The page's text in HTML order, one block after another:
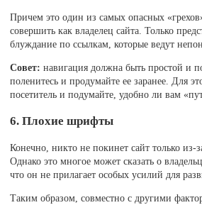
Причем это один из самых опасных
совершить как владелец сайта. Только
блуждание по ссылкам, которые ведут
Совет: навигация должна быть простой и
поленитесь и продумайте ее заранее. Для
посетитель и подумайте, удобно ли вам
6. Плохие шрифты
Конечно, никто не покинет сайт только из-
Однако это многое может сказать о
что он не прилагает особых усилий для
Таким образом, совместно с другими